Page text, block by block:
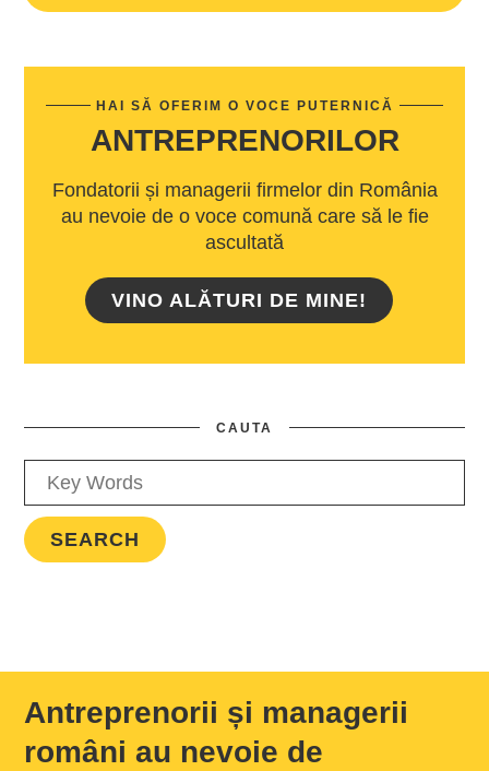
HAI SĂ OFERIM O VOCE PUTERNICĂ
ANTREPRENORILOR
Fondatorii și managerii firmelor din România
au nevoie de o voce comună care să le fie
ascultată
VINO ALĂTURI DE MINE!
CAUTA
Antreprenorii și managerii
români au nevoie de